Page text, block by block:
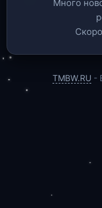
Много
TMBW.RU -